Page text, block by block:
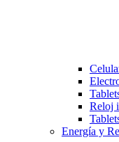
Reloj
Energía y